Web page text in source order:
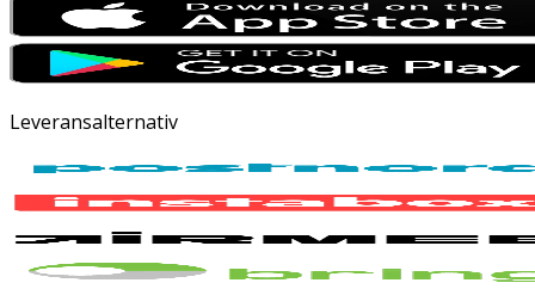
Leveransalternativ